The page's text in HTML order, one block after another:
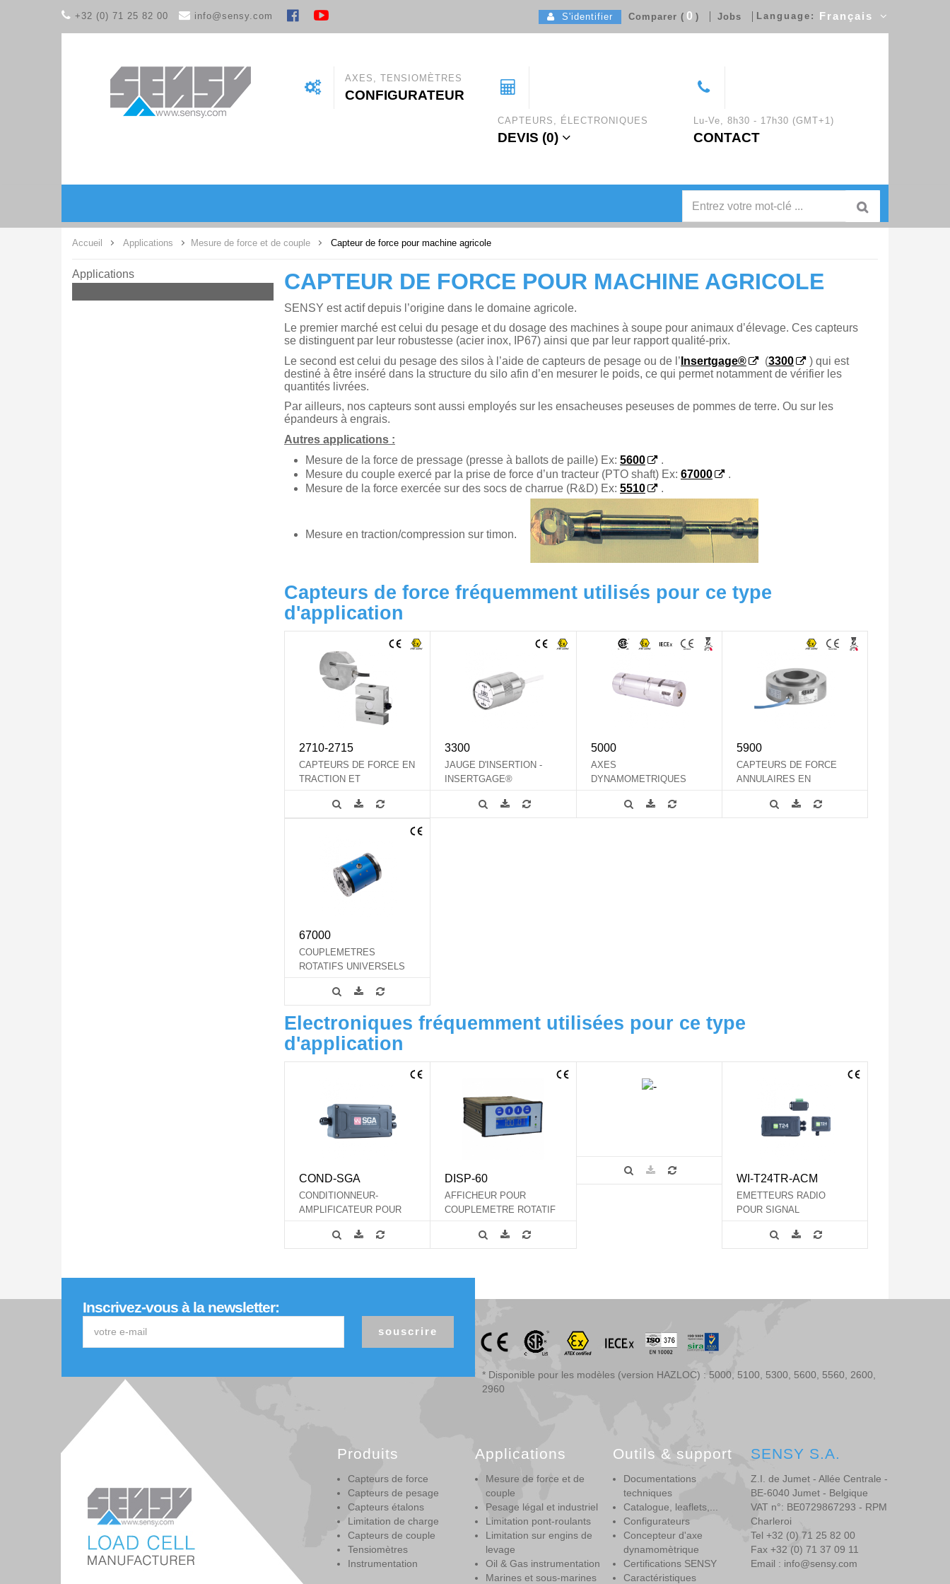
+32 (0) 71 25 82 00 info@sensy.com S'identifier Comparer ( 0 ) Jobs Language: Français
AXES, TENSIOMÈTRES
CONFIGURATEUR
CAPTEURS, ÉLECTRONIQUES
DEVIS (0)
Lu-Ve, 8h30 - 17h30 (GMT+1)
CONTACT
Accueil Applications Mesure de force et de couple Capteur de force pour machine agricole
Applications CAPTEUR DE FORCE POUR MACHINE AGRICOLE
SENSY est actif depuis l’origine dans le domaine agricole.
Le premier marché est celui du pesage et du dosage des machines à soupe pour animaux d’élevage. Ces capteurs
se distinguent par leur robustesse (acier inox, IP67) ainsi que par leur rapport qualité-prix.
Le second est celui du pesage des silos à l’aide de capteurs de pesage ou de l’ Insertgage® (3300
) qui est
destiné à être inséré dans la structure du silo afin d’en mesurer le poids, ce qui permet notamment de vérifier les
quantités livrées.
Par ailleurs, nos capteurs sont aussi employés sur les ensacheuses peseuses de pommes de terre. Ou sur les
épandeurs à engrais.
Autres applications :
Mesure de la force de pressage (presse à ballots de paille) Ex: 5600
.
Mesure du couple exercé par la prise de force d’un tracteur (PTO shaft) Ex: 67000
.
Mesure de la force exercée sur des socs de charrue (R&D) Ex: 5510 .
Mesure en traction/compression sur timon.
Capteurs de force fréquemment utilisés pour ce type
d'application
2710-2715
CAPTEURS DE FORCE EN
TRACTION ET
3300
JAUGE D'INSERTION -
INSERTGAGE®
5000
AXES
DYNAMOMETRIQUES
5900
CAPTEURS DE FORCE
ANNULAIRES EN
67000
COUPLEMETRES
ROTATIFS UNIVERSELS
Electroniques fréquemment utilisées pour ce type
d'application
COND-SGA
CONDITIONNEUR-
AMPLIFICATEUR POUR
CONTRAINTE
DISP-60
AFFICHEUR POUR
COUPLEMETRE ROTATIF
WI-T24TR-ACM
EMETTEURS RADIO
POUR SIGNAL
Inscrivez-vous à la newsletter:
souscrire
* Disponible pour les modèles (version HAZLOC) : 5000, 5100, 5300, 5600, 5560, 2600,
2960
Produits
Capteurs de force
Capteurs de pesage
Capteurs étalons
Limitation de charge
Capteurs de couple
Tensiomètres
Instrumentation
Applications
Mesure de force et de
couple
Pesage légal et industriel
Limitation pont-roulants
Limitation sur engins de
levage
Oil & Gas instrumentation
Marines et sous-marines
Outils & support
Documentations
techniques
Catalogue, leaflets,...
Configurateurs
Concepteur d'axe
dynamomètrique
Certifications SENSY
Caractéristiques
SENSY S.A.
Z.I. de Jumet - Allée Centrale -
BE-6040 Jumet - Belgique
VAT n°: BE0729867293 - RPM
Charleroi
Tel +32 (0) 71 25 82 00
Fax +32 (0) 71 37 09 11
Email : info@sensy.com